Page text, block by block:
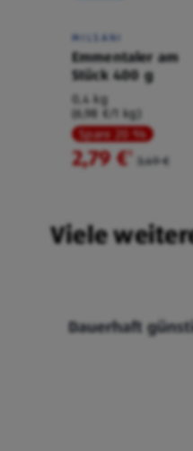
MILSANI
Emmentaler am
Stück 400 g
0,4 kg
(6,98 €/1 kg)
Spare 20 %
2,79 €² 3,49 €
Viele
Dauerhaft